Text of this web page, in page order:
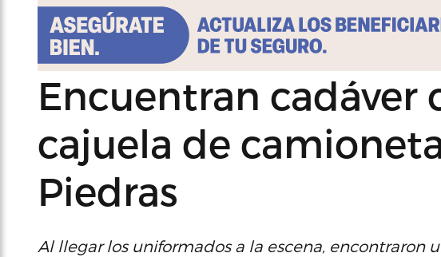
Encuentran cadáver
cajuela de
Piedras
Al llegar los uniformados a la escena,